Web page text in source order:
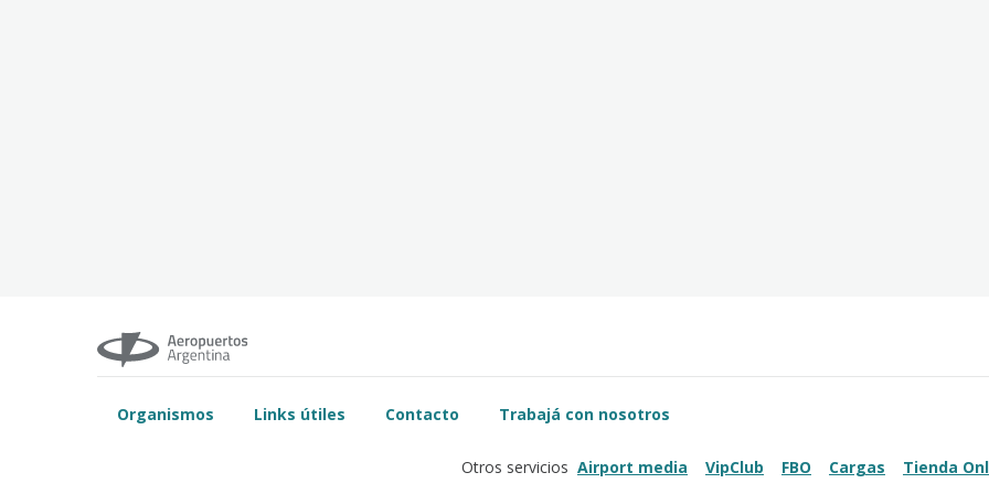
Organismos Links útiles Contacto Trabajá con nosotros
Otros servicios Airport media VipClub FBO Cargas Tienda